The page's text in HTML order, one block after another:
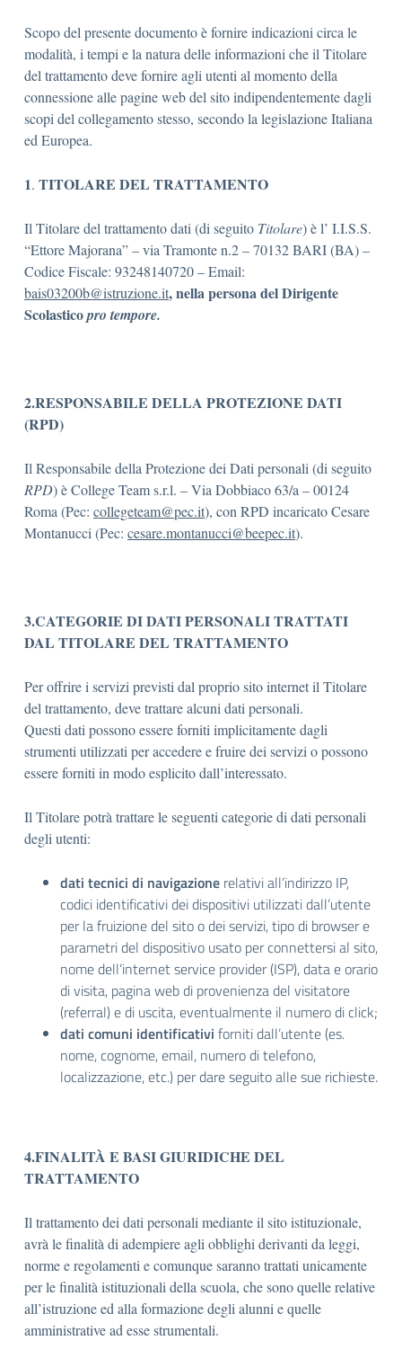
Scopo del presente documento è fornire indicazioni circa le
modalità, i tempi e la natura delle informazioni che il Titolare
del trattamento deve fornire agli utenti al momento della
connessione alle pagine web del sito indipendentemente dagli
scopi del collegamento stesso, secondo la legislazione Italiana
ed Europea.
1. TITOLARE DEL TRATTAMENTO
Il Titolare del trattamento dati (di seguito Titolare) è l’ I.I.S.S.
“Ettore Majorana” – via Tramonte n.2 – 70132 BARI (BA) –
Codice Fiscale: 93248140720 – Email:
bais03200b@istruzione.it, nella persona del Dirigente
Scolasticopro tempore.
2.RESPONSABILE DELLA PROTEZIONE DATI
(RPD)
Il Responsabile della Protezione dei Dati personali (di seguito
RPD) è College Team s.r.l. – Via Dobbiaco 63/a – 00124
Roma (Pec: collegeteam@pec.it), con RPD incaricato Cesare
Montanucci (Pec: cesare.montanucci@beepec.it).
3.CATEGORIE DI DATI PERSONALI TRATTATI
DAL TITOLARE DEL TRATTAMENTO
Per offrire i servizi previsti dal proprio sito internet il Titolare
del trattamento, deve trattare alcuni dati personali.
Questi dati possono essere forniti implicitamente dagli
strumenti utilizzati per accedere e fruire dei servizi o possono
essere forniti in modo esplicito dall’interessato.
Il Titolare potrà trattare le seguenti categorie di dati personali
degli utenti:
dati tecnici di navigazione relativi all’indirizzo IP,
codici identificativi dei dispositivi utilizzati dall’utente
per la fruizione del sito o dei servizi, tipo di browser e
parametri del dispositivo usato per connettersi al sito,
nome dell’internet service provider (ISP), data e orario
di visita, pagina web di provenienza del visitatore
(referral) e di uscita, eventualmente il numero di click;
dati comuni identificativi forniti dall’utente (es.
nome, cognome, email, numero di telefono,
localizzazione, etc.) per dare seguito alle sue richieste.
4.FINALITÀ E BASI GIURIDICHE DEL
TRATTAMENTO
Il trattamento dei dati personali mediante il sito istituzionale,
avrà le finalità di adempiere agli obblighi derivanti da leggi,
norme e regolamenti e comunque saranno trattati unicamente
per le finalità istituzionali della scuola, che sono quelle relative
all’istruzione ed alla formazione degli alunni e quelle
amministrative ad esse strumentali.